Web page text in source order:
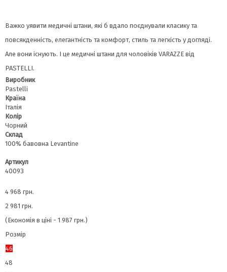
Важко уявити медичні штани, які б вдало поєднували класику та
повсякденність, елегантність та комфорт, стиль та легкість у догляді.
Але вони існують. І це медичні штани для чоловіків VARAZZE від
PASTELLI.
Виробник
Pastelli
Країна
Італія
Колір
Чорний
Склад
100% бавовна Levantinе
Артикул
40093
4 968 грн.
2 981 грн.
(Економія в ціні - 1 987 грн.)
Розмір
46
48